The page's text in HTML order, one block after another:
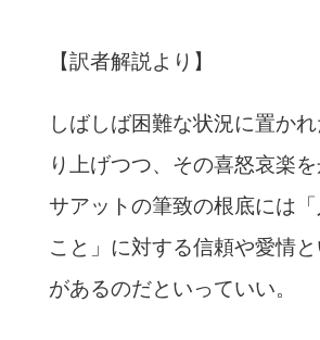
【訳者解説より】
しばしば困難な状況に置か
り上げつつ、その喜怒哀楽
サアットの筆致の根底には
こと」に対する信頼や愛情
があるのだといっていい。